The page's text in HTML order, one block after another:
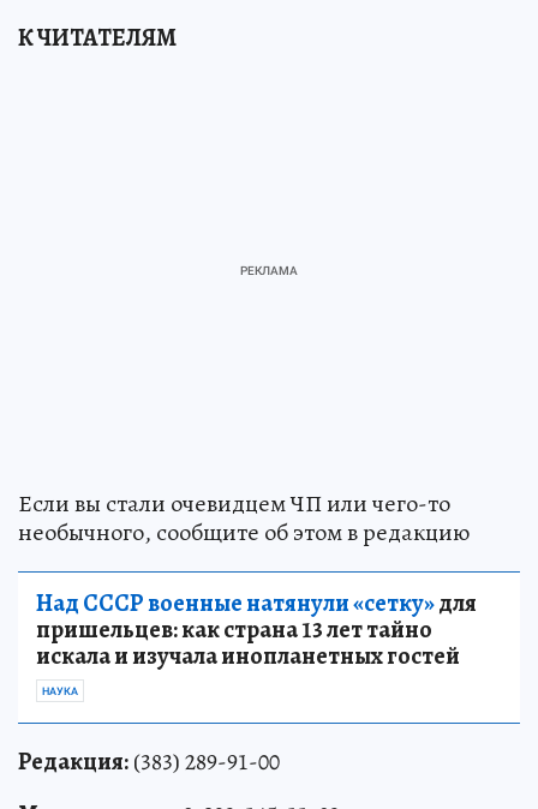
К ЧИТАТЕЛЯМ
Если вы стали очевидцем ЧП или чего-то
необычного, сообщите об этом в редакцию
Над СССР военные натянули «сетку»для
пришельцев: как страна 13 лет тайно
искала и изучала инопланетных гостей
НАУКА
Редакция:(383) 289-91-00